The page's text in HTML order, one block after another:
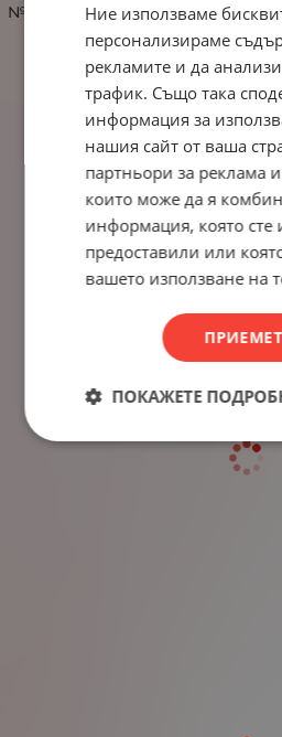
№131439 Детска фигурка гумена
Ние използваме
персонализираме
рекламите и да
трафик. Също така
информация за
нашия сайт от ваша
партньори за реклама
които може да я
информация, която сте
предоставили или
вашето използване на
ПОКАЖЕТЕ